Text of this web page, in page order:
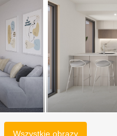
Wszystkie obrazy